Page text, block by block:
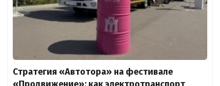
Стратегия «Автотора» на фестивале